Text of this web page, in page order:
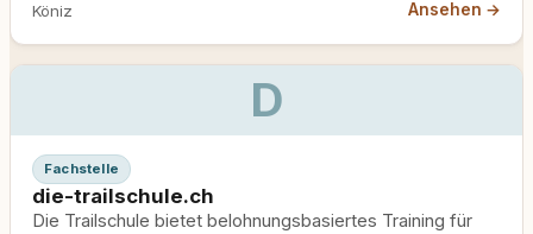
Köniz Ansehen →
D
Fachstelle
die-trailschule.ch
Die Trailschule bietet belohnungsbasiertes Training für